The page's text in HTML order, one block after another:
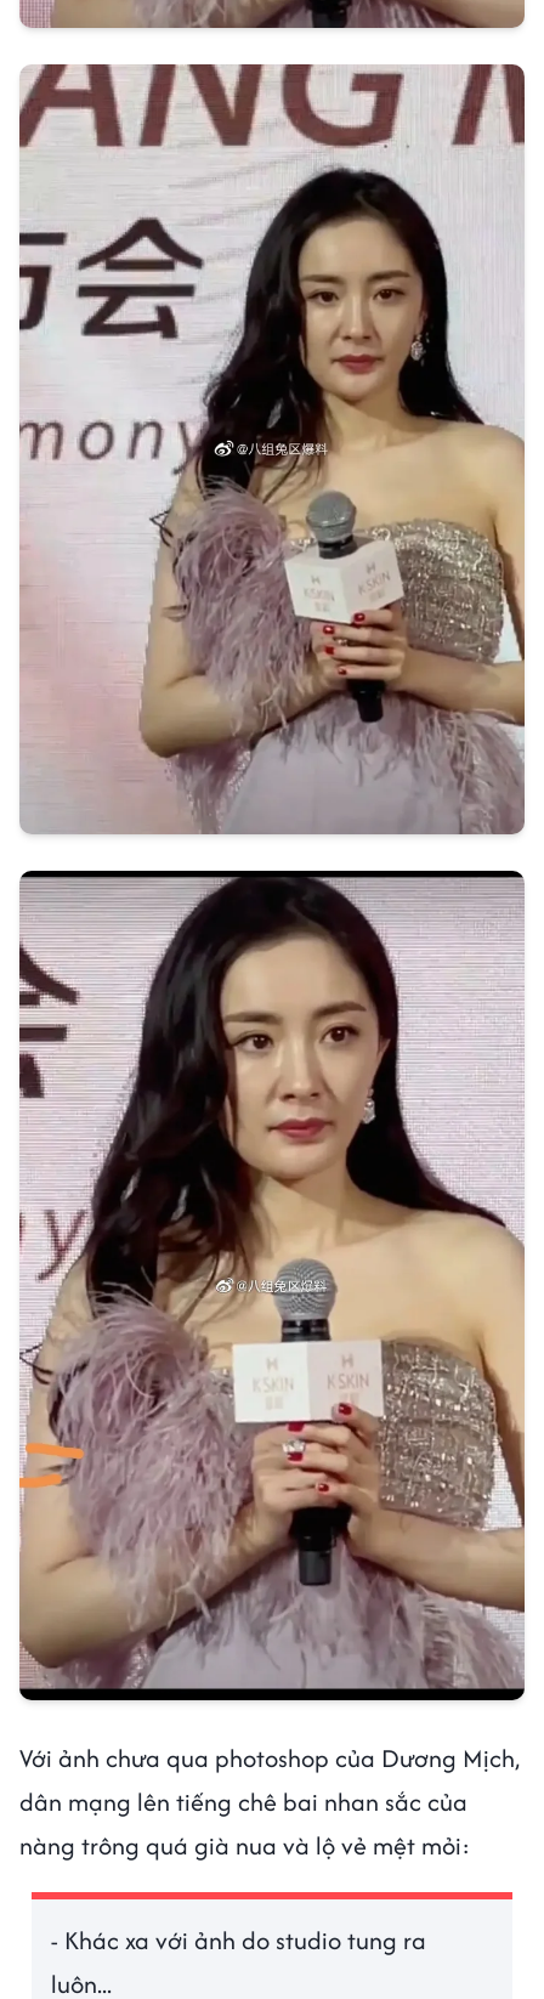
Với ảnh chưa qua photoshop của Dương Mịch,
dân mạng lên tiếng chê bai nhan sắc của
nàng trông quá già nua và lộ vẻ mệt mỏi:
- Khác xa với ảnh do studio tung ra
luôn...